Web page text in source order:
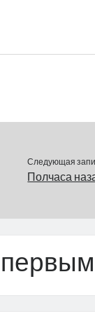
Следующая
Полчаса